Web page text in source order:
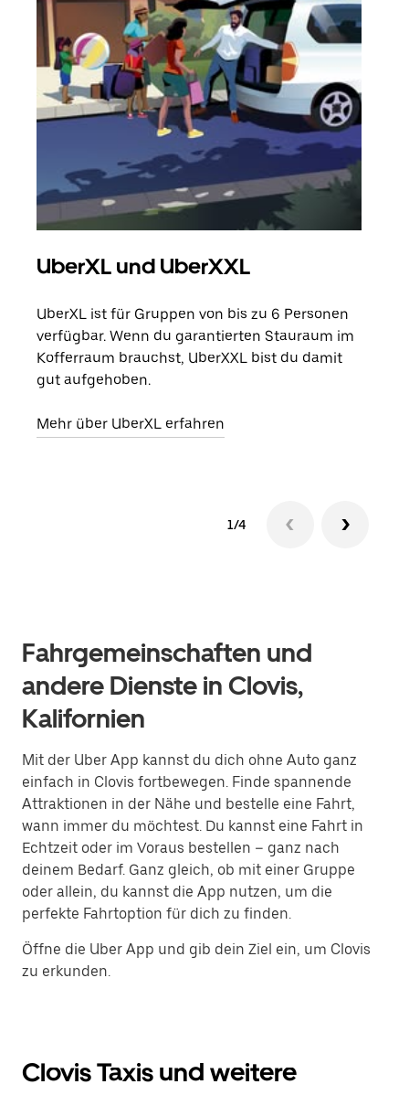
UberXL und UberXXL
UberXL ist für Gruppen von bis zu 6 Personen
verfügbar. Wenn du garantierten Stauraum im
Kofferraum brauchst, UberXXL bist du damit
gut aufgehoben.
Mehr über UberXL erfahren
1/4
Fahrgemeinschaften und
andere Dienste in Clovis,
Kalifornien
Mit der Uber App kannst du dich ohne Auto ganz
einfach in Clovis fortbewegen. Finde spannende
Attraktionen in der Nähe und bestelle eine Fahrt,
wann immer du möchtest. Du kannst eine Fahrt in
Echtzeit oder im Voraus bestellen – ganz nach
deinem Bedarf. Ganz gleich, ob mit einer Gruppe
oder allein, du kannst die App nutzen, um die
perfekte Fahrtoption für dich zu finden.
Öffne die Uber App und gib dein Ziel ein, um Clovis
zu erkunden.
Clovis Taxis und weitere